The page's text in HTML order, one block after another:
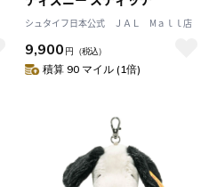
シュタイフ日本公式 ＪＡＬ Mａｌｌ店
9,900 円 （税込）
積算 90 マイル (1倍)